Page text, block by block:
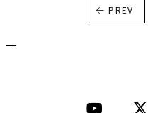
PREV